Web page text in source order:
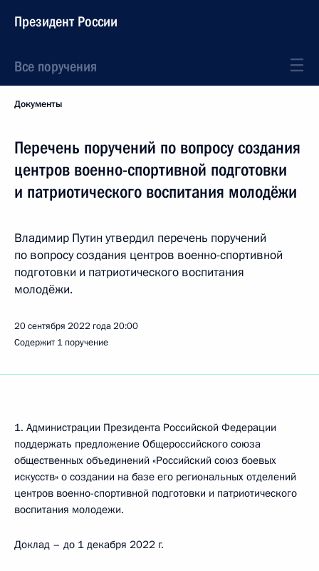
Президент России
Все поручения
Документы
Перечень поручений по вопросу создания
центров военно-спортивной подготовки
и патриотического воспитания молодёжи
Владимир Путин утвердил перечень поручений
по вопросу создания центров военно-спортивной
подготовки и патриотического воспитания
молодёжи.
20 сентября 2022 года20:00
Содержит 1 поручение
1. Администрации Президента Российской Федерации
поддержать предложение Общероссийского союза
общественных объединений «Российский союз боевых
искусств» о создании на базе его региональных отделений
центров военно-спортивной подготовки и патриотического
воспитания молодежи.
Доклад – до 1 декабря 2022 г.